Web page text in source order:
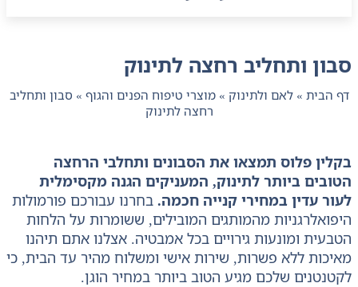
סבון ותחליב רחצה לתינוק
דף הבית »לאם ולתינוק »מוצרי טיפוח הפנים והגוף » סבון ותחליב
רחצה לתינוק
בקלין פלוס תמצאו את הסבונים ותחלבי הרחצה
הטובים ביותר לתינוק, המעניקים הגנה מקסימלית
לעור עדין במחירי קנייה חכמה. בחרנו עבורכם פורמולות
היפואלרגניות מהמותגים המובילים, ששומרות על הלחות
הטבעית ומונעות גירויים בכל אמבטיה. אצלנו אתם תיהנו
מאיכות ללא פשרות, שירות אישי ומשלוח מהיר עד הבית, כי
לקטנטנים שלכם מגיע הטוב ביותר במחיר הוגן.